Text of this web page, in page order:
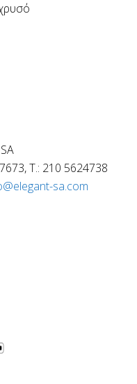
T.: 210 5624738
sa.com